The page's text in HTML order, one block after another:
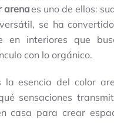
arenaes uno de ellos:
se ha
en interiores que
con lo orgánico.
la esencia del color
sensaciones
casa para crear